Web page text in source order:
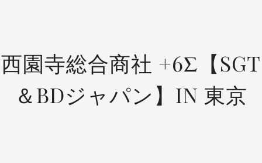
西園寺総合商社 +6Σ【SGT
＆BDジャパン】IN 東京